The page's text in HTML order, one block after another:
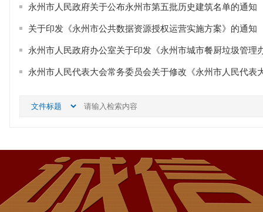
永州市人民政府关于公布永州市第五批历史建筑名单的通知
关于印发《永州市公共数据资源授权运营实施方案》的通知
永州市人民政府办公室关于印发《永州市城市餐厨垃圾管理
永州市人民代表大会常务委员会关于修改《永州市人民代表